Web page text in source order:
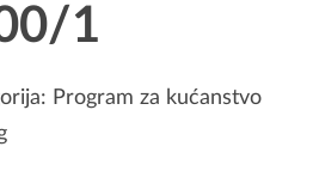
1
Program za kućanstvo